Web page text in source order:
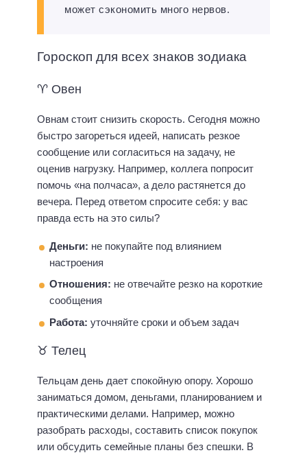
может сэкономить много нервов.
Гороскоп для всех знаков зодиака
♈ Овен
Овнам стоит снизить скорость. Сегодня можно
быстро загореться идеей, написать резкое
сообщение или согласиться на задачу, не
оценив нагрузку. Например, коллега попросит
помочь «на полчаса», а дело растянется до
вечера. Перед ответом спросите себя: у вас
правда есть на это силы?
Деньги: не покупайте под влиянием
настроения
Отношения: не отвечайте резко на короткие
сообщения
Работа: уточняйте сроки и объем задач
♉ Телец
Тельцам день дает спокойную опору. Хорошо
заниматься домом, деньгами, планированием и
практическими делами. Например, можно
разобрать расходы, составить список покупок
или обсудить семейные планы без спешки. В